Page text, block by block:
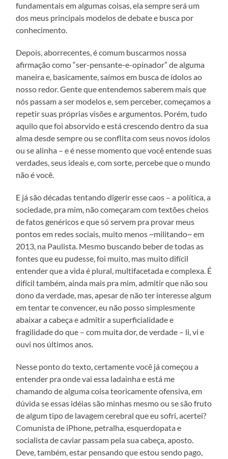
fundamentais em algumas coisas, ela sempre será um
dos meus principais modelos de debate e busca por
conhecimento.
Depois, aborrecentes, é comum buscarmos nossa
afirmação como “ser-pensante-e-opinador” de alguma
maneira e, basicamente, saímos em busca de ídolos ao
nosso redor. Gente que entendemos saberem mais que
nós passam a ser modelos e, sem perceber, começamos a
repetir suas próprias visões e argumentos. Porém, tudo
aquilo que foi absorvido e está crescendo dentro da sua
alma desde sempre ou se conflita com seus novos ídolos
ou se alinha – e é nesse momento que você entende suas
verdades, seus ideais e, com sorte, percebe que o mundo
não é você.
E já são décadas tentando digerir esse caos – a política, a
sociedade, pra mim, não começaram com textões cheios
de fatos genéricos e que só servem pra provar meus
pontos em redes sociais, muito menos ~militando~ em
2013, na Paulista. Mesmo buscando beber de todas as
fontes que eu pudesse, foi muito, mas muito difícil
entender que a vida é plural, multifacetada e complexa. É
difícil também, ainda mais pra mim, admitir que não sou
dono da verdade, mas, apesar de não ter interesse algum
em tentar te convencer, eu não posso simplesmente
abaixar a cabeça e admitir a superficialidade e
fragilidade do que – com muita dor, de verdade – li, vi e
ouvi nos últimos anos.
Nesse ponto do texto, certamente você já começou a
entender pra onde vai essa ladainha e está me
chamando de alguma coisa teoricamente ofensiva, em
dúvida se essas idéias são minhas mesmo ou se são fruto
de algum tipo de lavagem cerebral que eu sofri, acertei?
Comunista de iPhone, petralha, esquerdopata e
socialista de caviar passam pela sua cabeça, aposto.
Deve, também, estar pensando que estou sendo pago,